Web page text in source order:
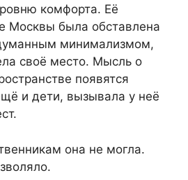
комфорта. Её
Москвы была обставлена
минимализмом,
своё место. Мысль о
появятся
и дети, вызывала у неё
она не могла.